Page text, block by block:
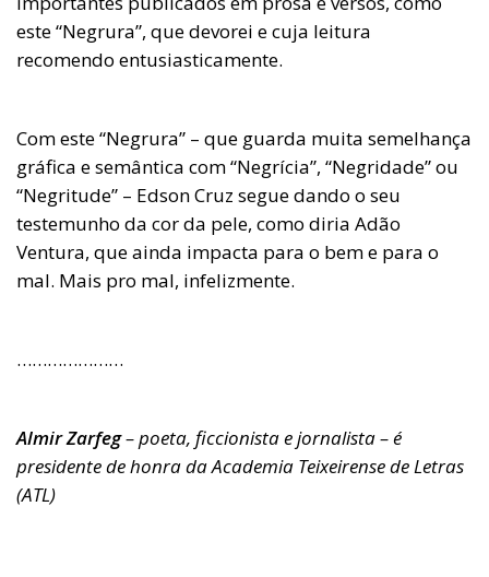
este “Negrura”, que devorei e cuja leitura
recomendo entusiasticamente.
Com este “Negrura” – que guarda muita semelhança
gráfica e semântica com “Negrícia”, “Negridade” ou
“Negritude” – Edson Cruz segue dando o seu
testemunho da cor da pele, como diria Adão
Ventura, que ainda impacta para o bem e para o
mal. Mais pro mal, infelizmente.
…………………
Almir Zarfeg– poeta, ficcionista e jornalista – é
presidente de honra da Academia Teixeirense de Letras
(ATL)